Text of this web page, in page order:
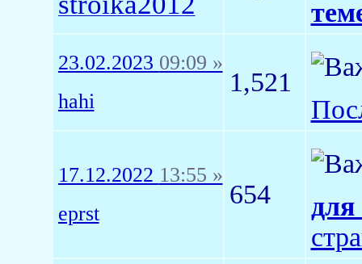
23.02.2023 09:09 »
hahi
1,521
17.12.2022 13:55 »
eprst
654
для